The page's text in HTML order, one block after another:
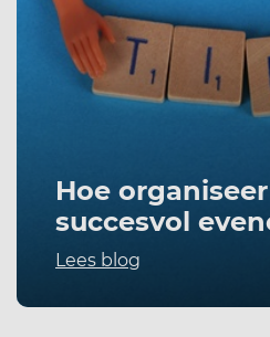
Hoe
succesvol
Lees blog